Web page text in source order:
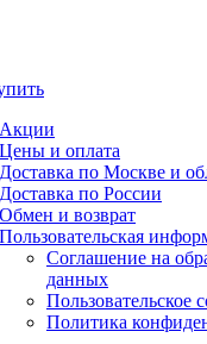
Акции
Цены и оплата
Доставка по Москве и
Доставка по России
Обмен и возврат
Пользовательская
Соглашение на
данных
Пользовательское
Политика